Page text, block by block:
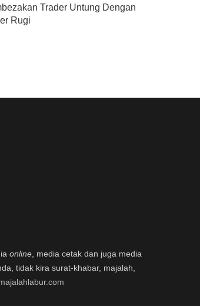
Trader Untung Dengan
Rugi
online , media cetak dan juga media
tidak kira surat-khabar, majalah,